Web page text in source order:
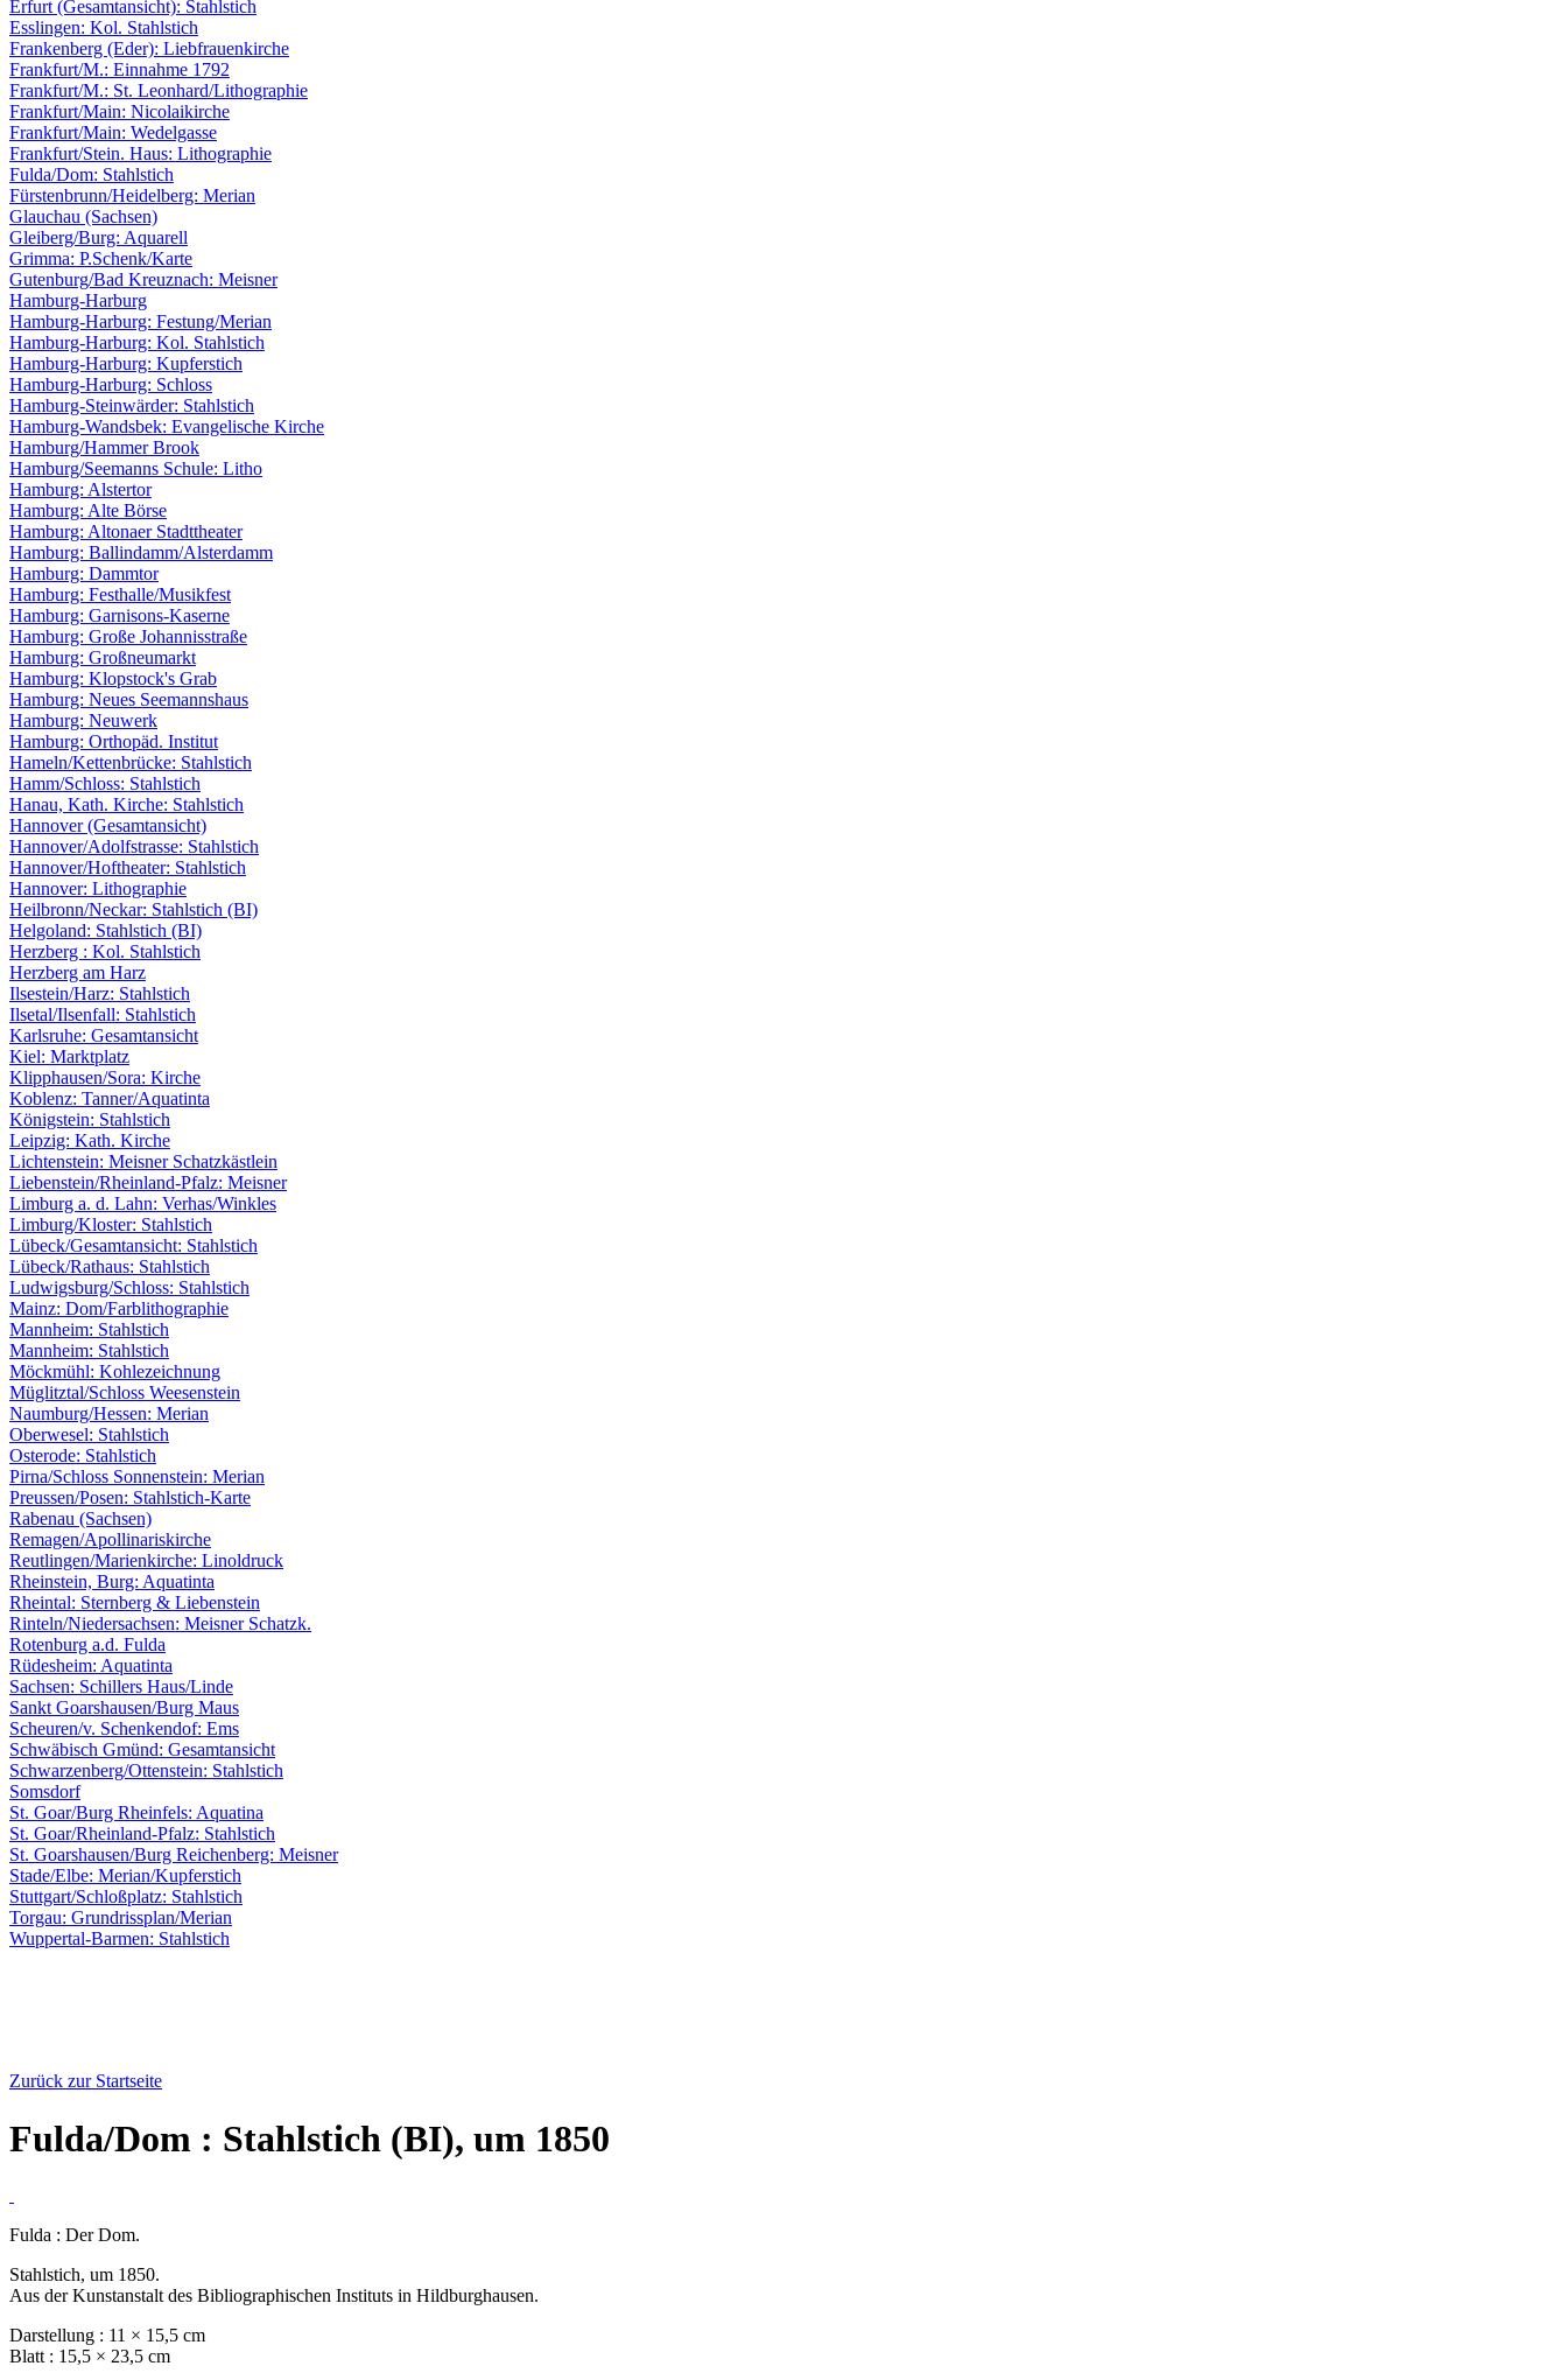
Erfurt (Gesamtansicht): Stahlstich
Esslingen: Kol. Stahlstich
Frankenberg (Eder): Liebfrauenkirche
Frankfurt/M.: Einnahme 1792
Frankfurt/M.: St. Leonhard/Lithographie
Frankfurt/Main: Nicolaikirche
Frankfurt/Main: Wedelgasse
Frankfurt/Stein. Haus: Lithographie
Fulda/Dom: Stahlstich
Fürstenbrunn/Heidelberg: Merian
Glauchau (Sachsen)
Gleiberg/Burg: Aquarell
Grimma: P.Schenk/Karte
Gutenburg/Bad Kreuznach: Meisner
Hamburg-Harburg
Hamburg-Harburg: Festung/Merian
Hamburg-Harburg: Kol. Stahlstich
Hamburg-Harburg: Kupferstich
Hamburg-Harburg: Schloss
Hamburg-Steinwärder: Stahlstich
Hamburg-Wandsbek: Evangelische Kirche
Hamburg/Hammer Brook
Hamburg/Seemanns Schule: Litho
Hamburg: Alstertor
Hamburg: Alte Börse
Hamburg: Altonaer Stadttheater
Hamburg: Ballindamm/Alsterdamm
Hamburg: Dammtor
Hamburg: Festhalle/Musikfest
Hamburg: Garnisons-Kaserne
Hamburg: Große Johannisstraße
Hamburg: Großneumarkt
Hamburg: Klopstock's Grab
Hamburg: Neues Seemannshaus
Hamburg: Neuwerk
Hamburg: Orthopäd. Institut
Hameln/Kettenbrücke: Stahlstich
Hamm/Schloss: Stahlstich
Hanau, Kath. Kirche: Stahlstich
Hannover (Gesamtansicht)
Hannover/Adolfstrasse: Stahlstich
Hannover/Hoftheater: Stahlstich
Hannover: Lithographie
Heilbronn/Neckar: Stahlstich (BI)
Helgoland: Stahlstich (BI)
Herzberg : Kol. Stahlstich
Herzberg am Harz
Ilsestein/Harz: Stahlstich
Ilsetal/Ilsenfall: Stahlstich
Karlsruhe: Gesamtansicht
Kiel: Marktplatz
Klipphausen/Sora: Kirche
Koblenz: Tanner/Aquatinta
Königstein: Stahlstich
Leipzig: Kath. Kirche
Lichtenstein: Meisner Schatzkästlein
Liebenstein/Rheinland-Pfalz: Meisner
Limburg a. d. Lahn: Verhas/Winkles
Limburg/Kloster: Stahlstich
Lübeck/Gesamtansicht: Stahlstich
Lübeck/Rathaus: Stahlstich
Ludwigsburg/Schloss: Stahlstich
Mainz: Dom/Farblithographie
Mannheim: Stahlstich
Mannheim: Stahlstich
Möckmühl: Kohlezeichnung
Müglitztal/Schloss Weesenstein
Naumburg/Hessen: Merian
Oberwesel: Stahlstich
Osterode: Stahlstich
Pirna/Schloss Sonnenstein: Merian
Preussen/Posen: Stahlstich-Karte
Rabenau (Sachsen)
Remagen/Apollinariskirche
Reutlingen/Marienkirche: Linoldruck
Rheinstein, Burg: Aquatinta
Rheintal: Sternberg & Liebenstein
Rinteln/Niedersachsen: Meisner Schatzk.
Rotenburg a.d. Fulda
Rüdesheim: Aquatinta
Sachsen: Schillers Haus/Linde
Sankt Goarshausen/Burg Maus
Scheuren/v. Schenkendof: Ems
Schwäbisch Gmünd: Gesamtansicht
Schwarzenberg/Ottenstein: Stahlstich
Somsdorf
St. Goar/Burg Rheinfels: Aquatina
St. Goar/Rheinland-Pfalz: Stahlstich
St. Goarshausen/Burg Reichenberg: Meisner
Stade/Elbe: Merian/Kupferstich
Stuttgart/Schloßplatz: Stahlstich
Torgau: Grundrissplan/Merian
Wuppertal-Barmen: Stahlstich
Zurück zur Startseite
Fulda/Dom : Stahlstich (BI), um 1850
Fulda : Der Dom.
Stahlstich, um 1850.
Aus der Kunstanstalt des Bibliographischen Instituts in Hildburghausen.
Darstellung : 11 × 15,5 cm
Blatt : 15,5 × 23,5 cm